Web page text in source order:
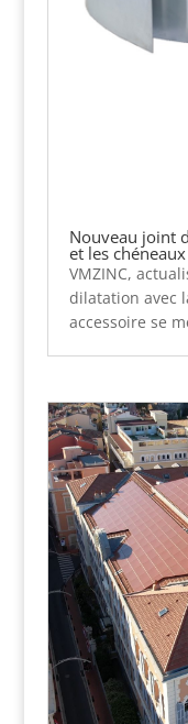
Nouveau joint
et les chéneaux
VMZINC,
dilatation avec
accessoire se